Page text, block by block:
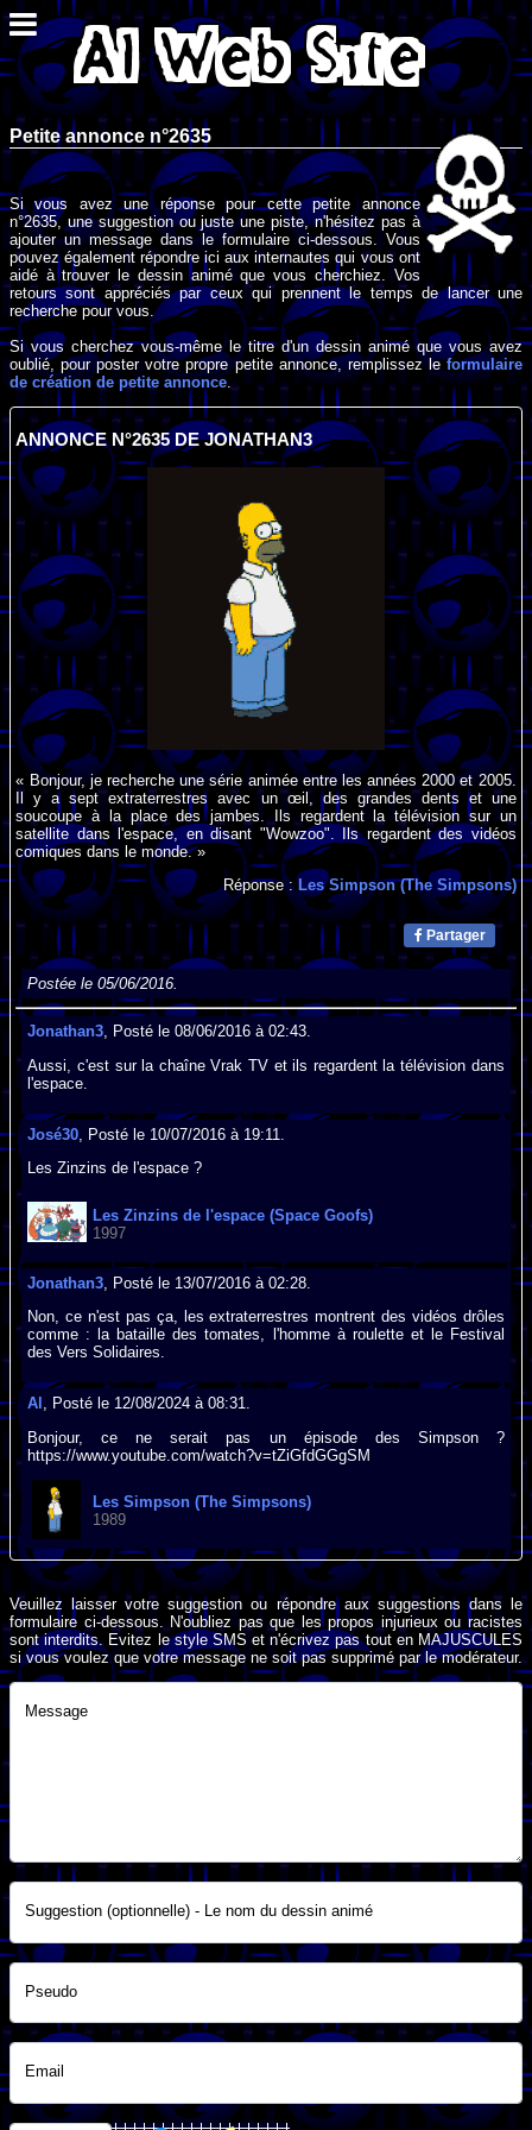
Petite annonce n°2635
Si vous avez une réponse pour cette petite annonce
n°2635, une suggestion ou juste une piste, n'hésitez pas à
ajouter un message dans le formulaire ci-dessous. Vous
pouvez également répondre ici aux internautes qui vous ont
aidé à trouver le dessin animé que vous cherchiez. Vos
retours sont appréciés par ceux qui prennent le temps de lancer une
recherche pour vous.
Si vous cherchez vous-même le titre d'un dessin animé que vous avez
oublié, pour poster votre propre petite annonce, remplissez leformulaire
de création de petite annonce .
ANNONCE N°2635 DE JONATHAN3
« Bonjour, je recherche une série animée entre les années 2000 et 2005.
Il y a sept extraterrestres avec un œil, des grandes dents et une
soucoupe à la place des jambes. Ils regardent la télévision sur un
satellite dans l'espace, en disant "Wowzoo". Ils regardent des vidéos
comiques dans le monde. »
Réponse :Les Simpson (The Simpsons)
Partager
Postée le 05/06/2016.
Jonathan3, Posté le 08/06/2016 à 02:43.
Aussi, c'est sur la chaîne Vrak TV et ils regardent la télévision dans
l'espace.
José30, Posté le 10/07/2016 à 19:11.
Les Zinzins de l'espace ?
Les Zinzins de l'espace (Space Goofs)
1997
Jonathan3 , Posté le 13/07/2016 à 02:28.
Non, ce n'est pas ça, les extraterrestres montrent des vidéos drôles
comme : la bataille des tomates, l'homme à roulette et le Festival
des Vers Solidaires.
Al , Posté le 12/08/2024 à 08:31.
Bonjour, ce ne serait pas un épisode des Simpson ?
https://www.youtube.com/watch?v=tZiGfdGGgSM
Les Simpson (The Simpsons)
1989
Veuillez laisser votre suggestion ou répondre aux suggestions dans le
formulaire ci-dessous. N'oubliez pas que les propos injurieux ou racistes
sont interdits. Evitez le style SMS et n'écrivez pas tout en MAJUSCULES
si vous voulez que votre message ne soit pas supprimé par le modérateur.
Message
Suggestion (optionnelle) - Le nom du dessin animé
Pseudo
Email